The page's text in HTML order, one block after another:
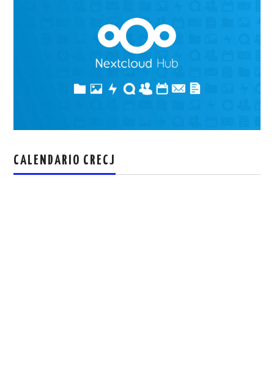
CALENDARIO CRECJ